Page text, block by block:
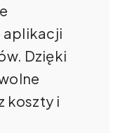
aplikacji
Dzięki
koszty i